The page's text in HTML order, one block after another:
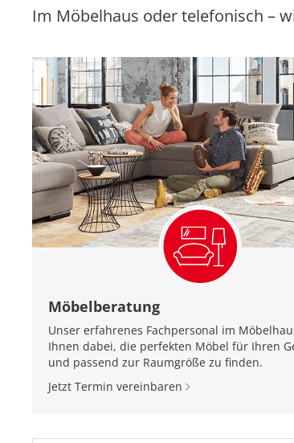
Im Möbelhaus oder telefonisch –
Möbelberatung
Unser erfahrenes Fachpersonal im
Ihnen dabei, die perfekten Möbel für Ihren
und passend zur Raumgröße zu finden.
Jetzt Termin vereinbaren